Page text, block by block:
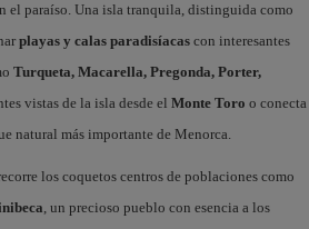
el paraíso. Una isla tranquila, distinguida como
playas y calas paradisíacascon interesantes
Turqueta, Macarella, Pregonda, Porter,
vistas de la isla desde el Monte Toro o conecta
natural más importante de Menorca.
los coquetos centros de poblaciones como
, un precioso pueblo con esencia a los